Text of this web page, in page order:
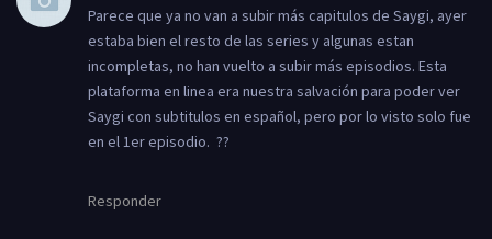
Parece que ya no van a subir más capitulos de Saygi, ayer
estaba bien el resto de las series y algunas estan
incompletas, no han vuelto a subir más episodios. Esta
plataforma en linea era nuestra salvación para poder ver
Saygi con subtitulos en español, pero por lo visto solo fue
en el 1er episodio. ??
Responder